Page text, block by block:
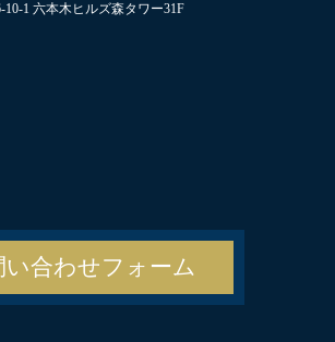
1 六本木ヒルズ森タワー31F
い合わせフォーム